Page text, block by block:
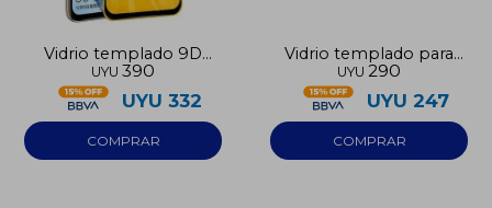
Vidrio templado 9D
Iphone 16 Pro Max
UYU 390
UYU 332
Vidrio templado para
Iphone 13
UYU 290
UYU 247